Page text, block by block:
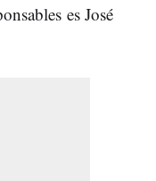
es José